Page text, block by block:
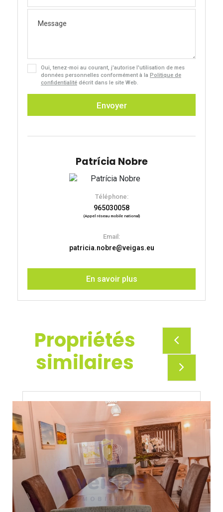
+33
Oui, tenez-moi au courant, j'autorise l'utilisation de mes
données personnelles conformément à la Politique de
confidentialité décrit dans le site Web.
Envoyer
Patrícia Nobre
Téléphone:
965030058
(Appel réseau mobile national)
Email:
patricia.nobre@veigas.eu
En savoir plus
Propriétés
similaires